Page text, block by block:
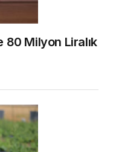
80 Milyon Liralık